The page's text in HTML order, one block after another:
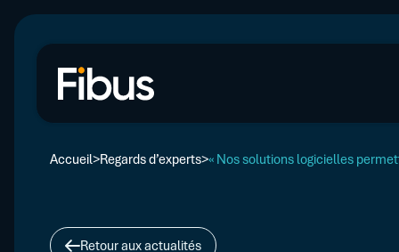
Accueil Regards d’experts « Nos solutions logicielles
Retour aux actualités